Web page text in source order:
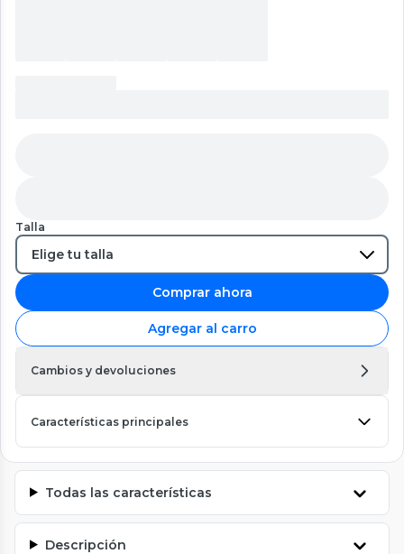
Talla
Comprar ahora
Agregar al carro
Cambios y devoluciones
Características principales
Todas las características
Descripción